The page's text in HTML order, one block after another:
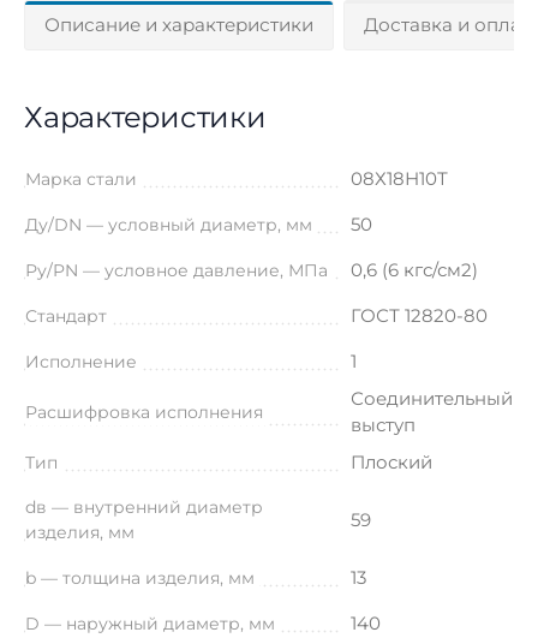
Описание и характеристики Доставка и
Характеристики
Марка стали 08Х18Н10Т
Ду/DN — условный диаметр, мм 50
Ру/PN — условное давление, МПа 0,6 (6 кгс/см2)
Стандарт ГОСТ 12820-80
Исполнение 1
Расшифровка исполнения
Соединительный
выступ
Тип Плоский
dв — внутренний диаметр
изделия, мм
59
b — толщина изделия, мм 13
D — наружный диаметр, мм 140